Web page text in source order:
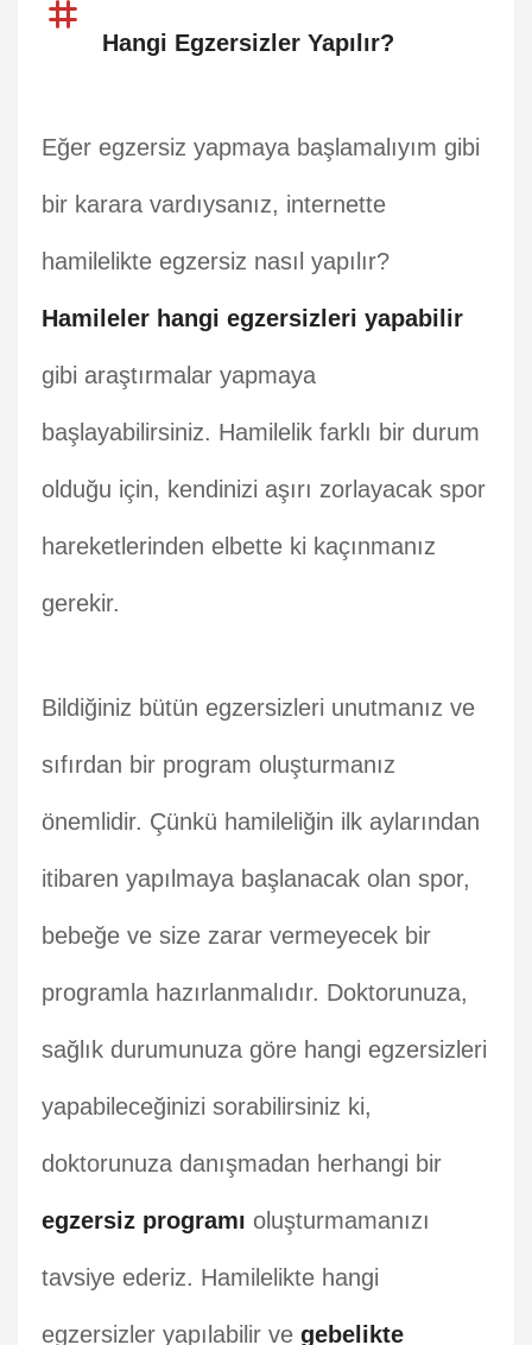
Hangi Egzersizler Yapılır?
Eğer egzersiz yapmaya başlamalıyım gibi
bir karara vardıysanız, internette
hamilelikte egzersiz nasıl yapılır?
Hamileler hangi egzersizleri yapabilir
gibi araştırmalar yapmaya
başlayabilirsiniz. Hamilelik farklı bir durum
olduğu için, kendinizi aşırı zorlayacak spor
hareketlerinden elbette ki kaçınmanız
gerekir.
Bildiğiniz bütün egzersizleri unutmanız ve
sıfırdan bir program oluşturmanız
önemlidir. Çünkü hamileliğin ilk aylarından
itibaren yapılmaya başlanacak olan spor,
bebeğe ve size zarar vermeyecek bir
programla hazırlanmalıdır. Doktorunuza,
sağlık durumunuza göre hangi egzersizleri
yapabileceğinizi sorabilirsiniz ki,
doktorunuza danışmadan herhangi bir
egzersiz programı oluşturmamanızı
tavsiye ederiz. Hamilelikte hangi
egzersizler yapılabilir ve gebelikte